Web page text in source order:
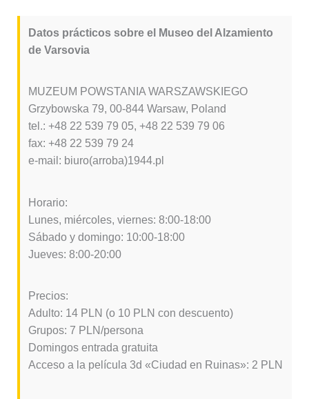
Datos prácticos sobre el Museo del Alzamiento
de Varsovia
MUZEUM POWSTANIA WARSZAWSKIEGO
Grzybowska 79, 00-844 Warsaw, Poland
tel.: +48 22 539 79 05, +48 22 539 79 06
fax: +48 22 539 79 24
e-mail: biuro(arroba)1944.pl
Horario:
Lunes, miércoles, viernes: 8:00-18:00
Sábado y domingo: 10:00-18:00
Jueves: 8:00-20:00
Precios:
Adulto: 14 PLN (o 10 PLN con descuento)
Grupos: 7 PLN/persona
Domingos entrada gratuita
Acceso a la película 3d «Ciudad en Ruinas»: 2 PLN